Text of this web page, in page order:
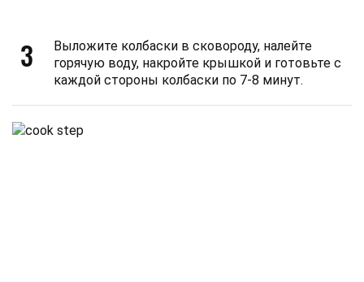
3
Выложите колбаски в сковороду, налейте
горячую воду, накройте крышкой и готовьте с
каждой стороны колбаски по 7-8 минут.